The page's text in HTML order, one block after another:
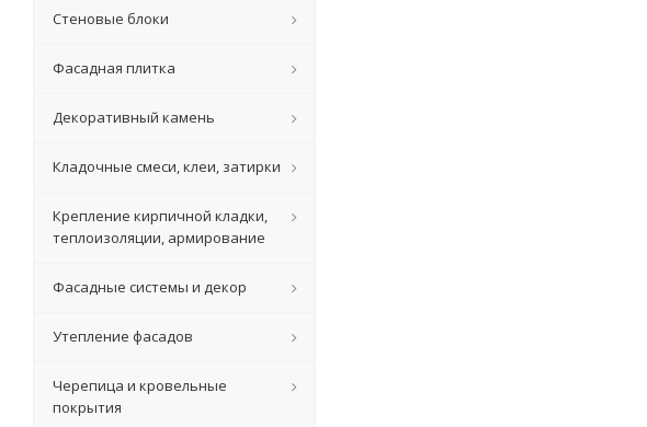
Стеновые блоки
Фасадная плитка
Декоративный камень
Кладочные смеси, клеи, затирки
Крепление кирпичной кладки,
теплоизоляции, армирование
Фасадные системы и декор
Утепление фасадов
Черепица и кровельные
покрытия